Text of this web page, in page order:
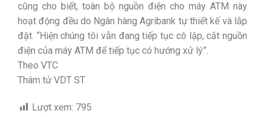
cũng cho biết, toàn bộ nguồn điện cho máy ATM này
hoạt động đều do Ngân hàng Agribank tự thiết kế và lắp
đặt. “Hiện chúng tôi vẫn đang tiếp tục cô lập, cắt nguồn
điện của máy ATM để tiếp tục có hướng xử lý”.
Theo VTC
Thám tử VDT ST
Lượt xem: 795